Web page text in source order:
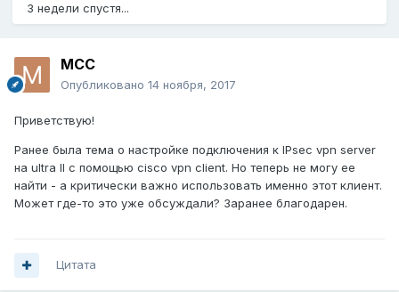
3 недели спустя...
MCC
Опубликовано 14 ноября, 2017
Приветствую!
Ранее была тема о настройке подключения к IPsec vpn server
на ultra II с помощью cisco vpn client. Но теперь не могу ее
найти - а критически важно использовать именно этот клиент.
Может где-то это уже обсуждали? Заранее благодарен.
Цитата